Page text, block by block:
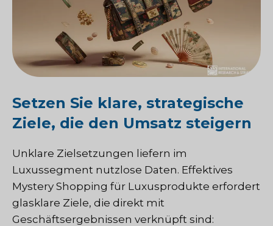
Setzen Sie klare, strategische
Ziele, die den Umsatz steigern
Unklare Zielsetzungen liefern im
Luxussegment nutzlose Daten. Effektives
Mystery Shopping für Luxusprodukte erfordert
glasklare Ziele, die direkt mit
Geschäftsergebnissen verknüpft sind: